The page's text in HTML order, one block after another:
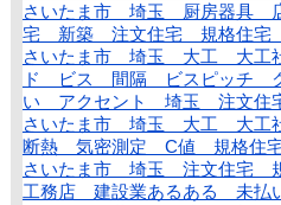
さいたま市 埼玉 厨房器具
宅 新築 注文住宅 規格住宅
さいたま市 埼玉 大工 大工
ド ビス 間隔 ビスピッチ
い アクセント 埼玉 注文住
さいたま市 埼玉 大工 大
断熱 気密測定 C値 規格住
さいたま市 埼玉 注文住宅
工務店 建設業あるある 未